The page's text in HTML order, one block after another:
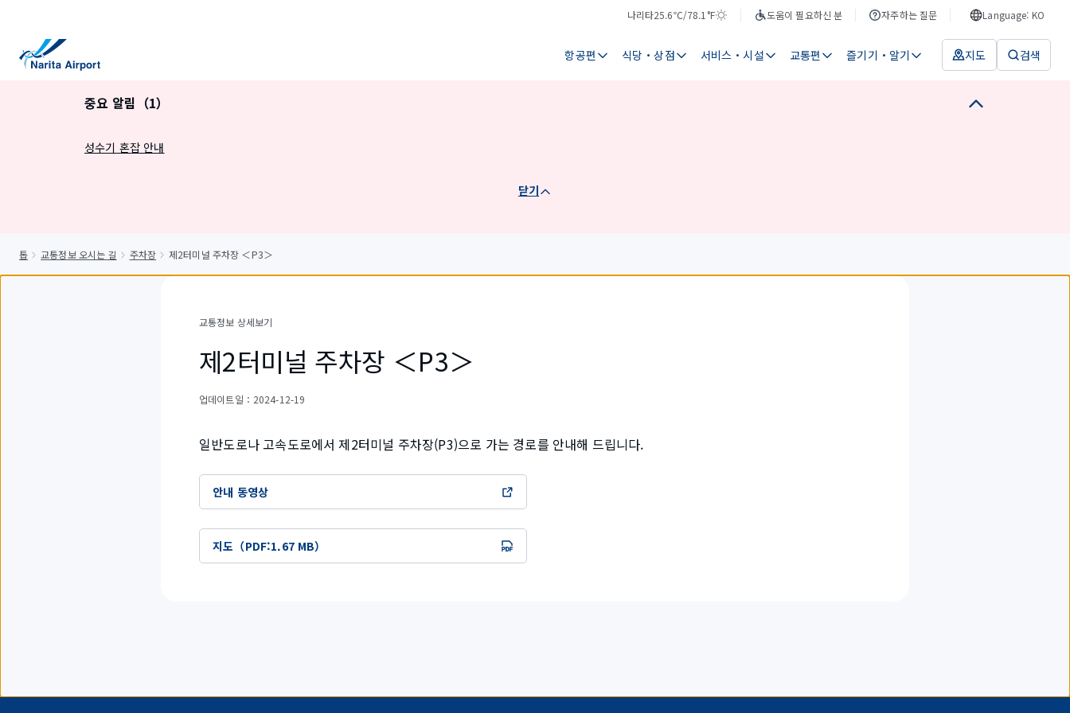
나리타
기
25.6℃/78.1°F
날
도움이 필요하신 분 자주하는 질문 Language: KO
항공편 식당・상점 서비스・시설 교통편 즐기기・알기 지도 검색
중요 알림（1）
성수기 혼잡 안내
닫기
톱 교통정보 오시는 길 주차장 제2터미널 주차장 ＜P3＞
교통정보 상세보기
제2터미널 주차장 ＜P3＞
업데이트일 ：2024-12-19
일반도로나 고속도로에서 제2터미널 주차장(P3)으로 가는 경로를 안내해 드립니다.
안내 동영상
지도（PDF:1.67 MB）